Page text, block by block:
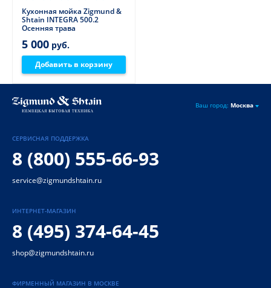
Кухонная мойка Zigmund &
Shtain INTEGRA 500.2
Осенняя трава
5 000 руб.
Добавить в корзину
Ваш город: Москва
СЕРВИСНАЯ ПОДДЕРЖКА
8 (800) 555-66-93
service@zigmundshtain.ru
ИНТЕРНЕТ-МАГАЗИН
8 (495) 374-64-45
shop@zigmundshtain.ru
ФИРМЕННЫЙ МАГАЗИН В МОСКВЕ